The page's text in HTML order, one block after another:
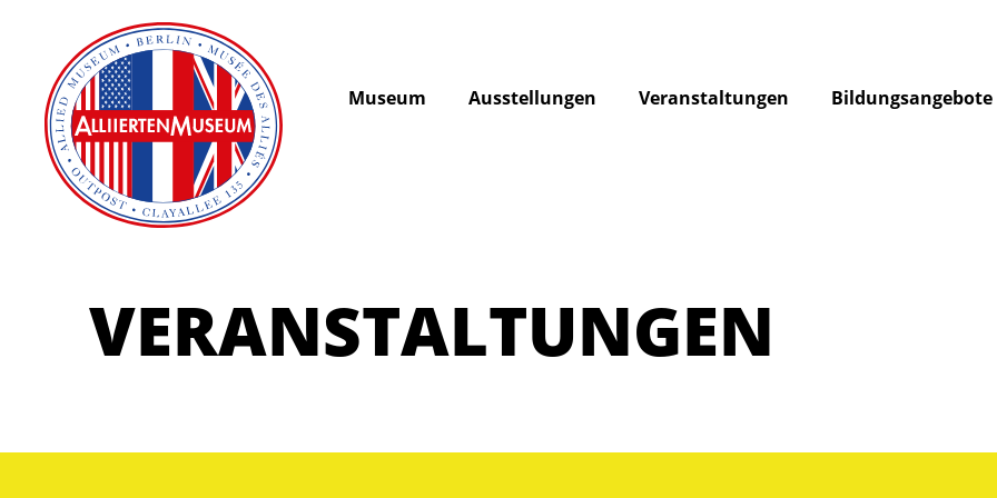
Museum Ausstellungen Veranstaltungen Bildungsangebote
VERANSTALTUNGEN